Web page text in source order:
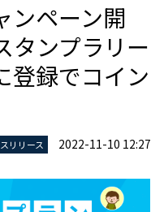
ンペーン開
ンプラリー
登録でコイン
リリース 2022-11-10 12:27